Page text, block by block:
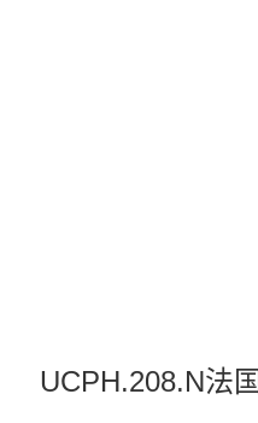
UCPH.208.N法